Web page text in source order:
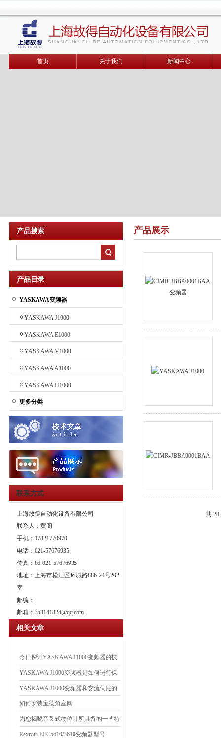
首页 关于我们 新闻中心
产品搜索
产品目录
YASKAWA变频器
YASKAWA J1000
YASKAWA E1000
YASKAWA V1000
YASKAWA A1000
YASKAWA H1000
更多分类
联系方式
上海故得自动化设备有限公司
联系人：黄阁
手机：17821770970
电话：021-57676935
传真：86-021-57676935
地址：上海市松江区环城路886-24号202
室
邮编：
邮箱： 353141824@qq.com
相关文章
今日探讨YASKAWA J1000变频器的技
术特点
YASKAWA J1000变频器是如何进行保
存的呢？
YASKAWA J1000变频器和交流伺服的
异同点说明
如何安装宝德角座阀
为您揭晓音叉式物位计所具备的一些特
点
Rexroth EFC5610/3610变频器型号
产品展示
共